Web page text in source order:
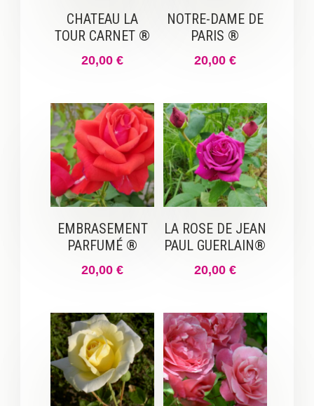
CHATEAU LA
TOUR CARNET ®
20,00€
NOTRE-DAME DE
PARIS ®
20,00 €
EMBRASEMENT
PARFUMÉ ®
20,00€
LA ROSE DE JEAN
PAUL GUERLAIN®
20,00 €